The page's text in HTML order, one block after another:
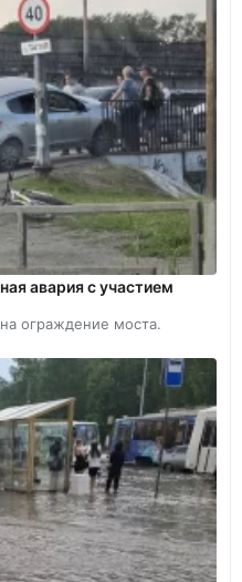
авария с участием
ограждение моста.